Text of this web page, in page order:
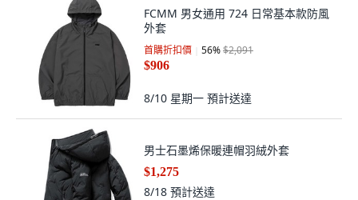
FCMM 男女通用 724 日常基本款防風
外套
首購折扣價 56%$2,091
$906
8/10 星期一 預計送達
男士石墨烯保暖連帽羽絨外套
$1,275
8/18 預計送達